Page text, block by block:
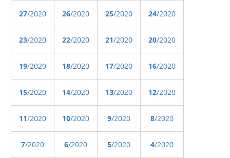
27/2020 26/2020 25/2020 24/2020
23/2020 22/2020 21/2020 20/2020
19/2020 18/2020 17/2020 16/2020
15/2020 14/2020 13/2020 12/2020
11/2020 10/2020 9/2020 8/2020
7/2020 6/2020 5/2020 4/2020